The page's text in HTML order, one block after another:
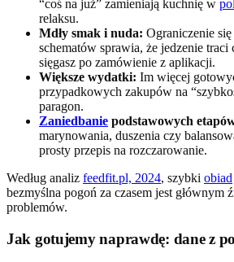
“coś na już” zamieniają kuchnię w
relaksu.
Mdły smak i nuda: Ograniczenie
schematów sprawia, że jedzenie traci
sięgasz po zamówienie z aplikacji.
Większe wydatki: Im więcej
przypadkowych zakupów na
paragon.
Zaniedbanie podstawowych
marynowania, duszenia czy
prosty przepis na rozczarowanie.
Według analiz feedfit.pl, 2024, szybki obiad
bezmyślna pogoń za czasem jest głównym
problemów.
Jak gotujemy naprawdę: dane z